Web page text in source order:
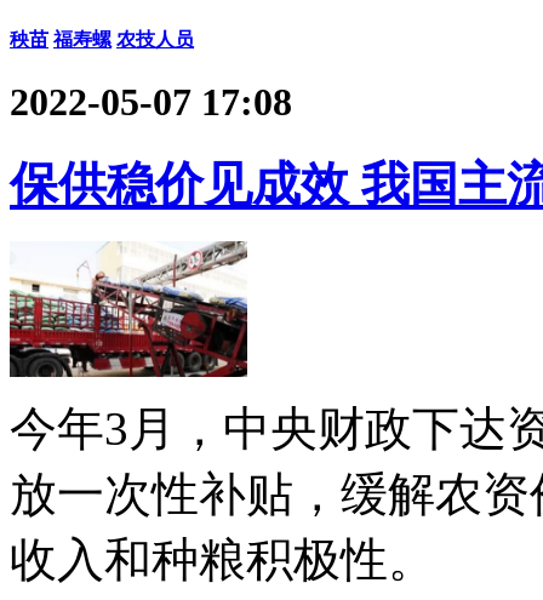
秧苗 福寿螺 农技人员
2022-05-07 17:08
保供稳价见成效 我国主
今年3月，中央财政下达
放一次性补贴，缓解农
收入和种粮积极性。